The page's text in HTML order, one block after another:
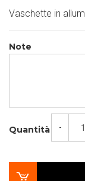
Vaschette in
Note
Quantità -